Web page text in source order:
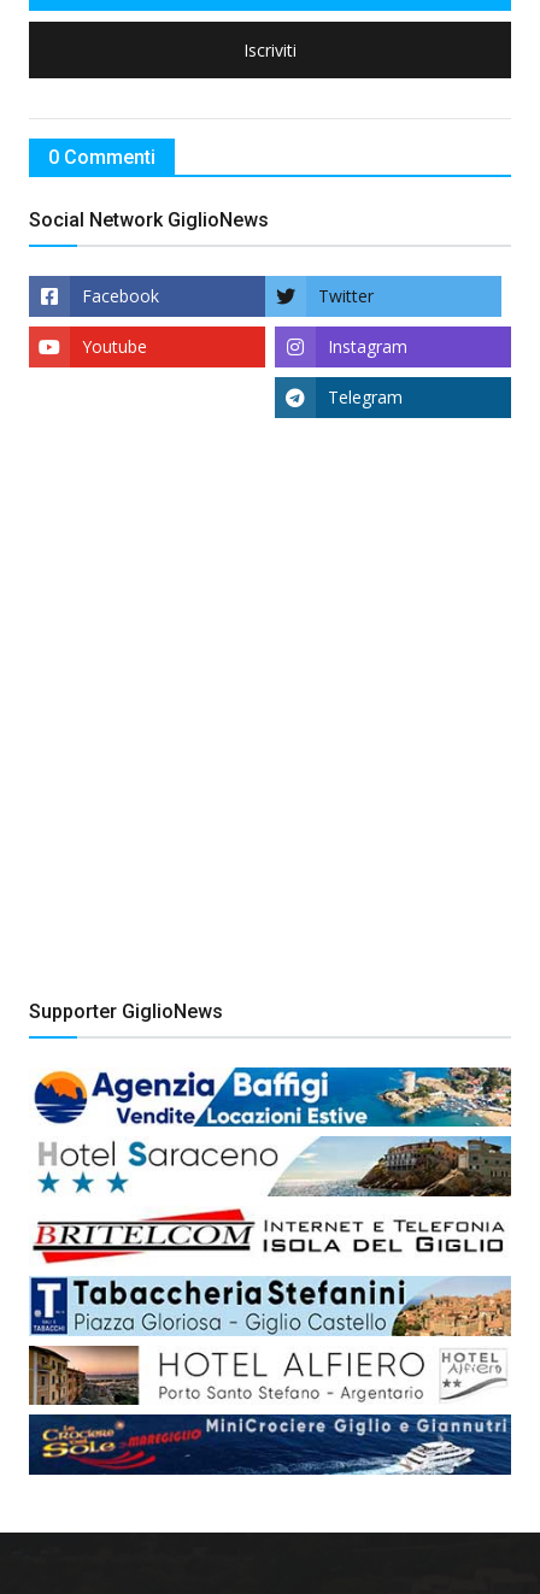
Iscriviti
0 Commenti
Social Network GiglioNews
Facebook Twitter
Instagram
Youtube
Telegram
Supporter GiglioNews